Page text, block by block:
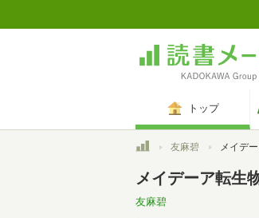
トップ
トップ友麻碧 メイデーア転
メイデーア転生
友麻碧